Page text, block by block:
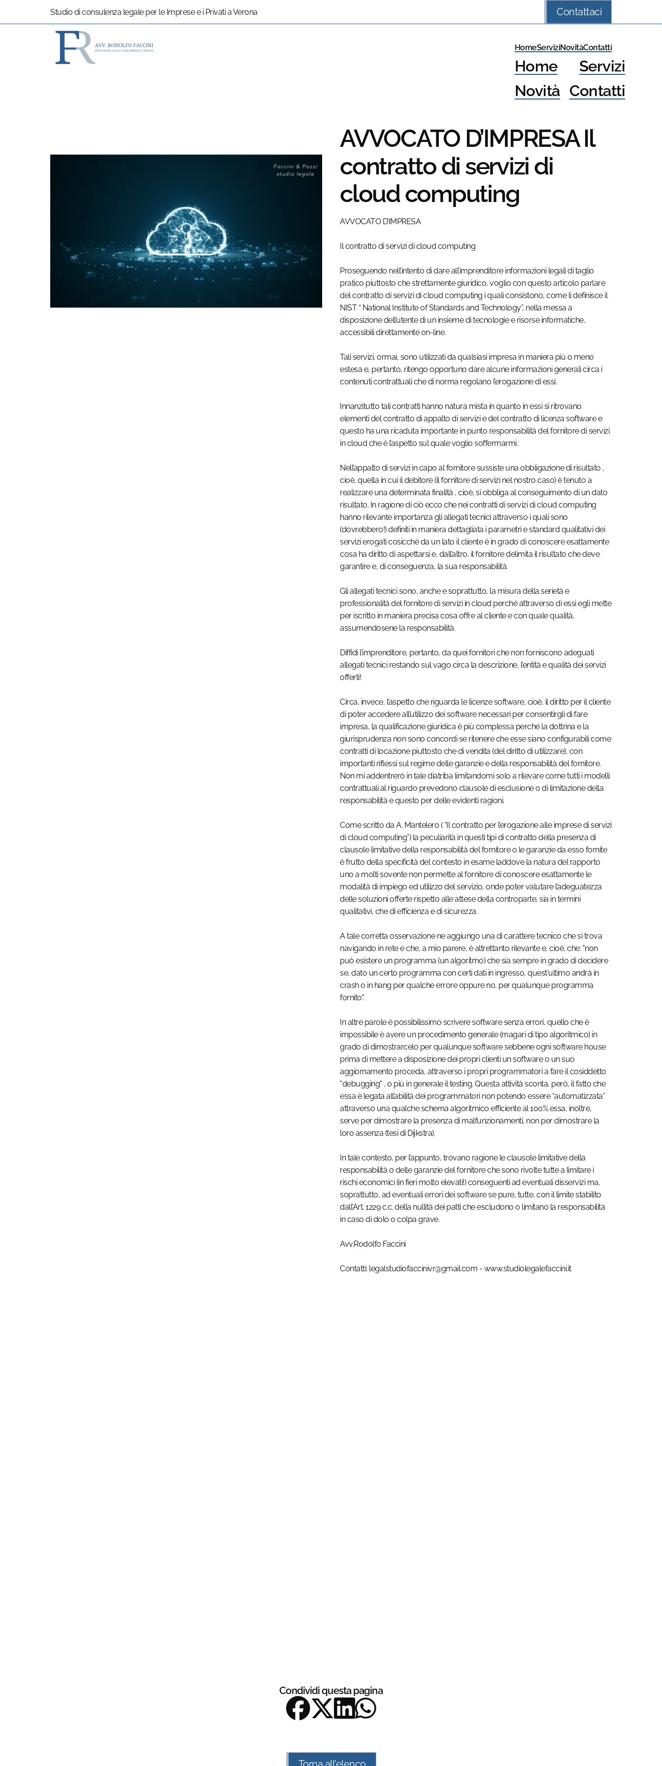
Studio di consulenza legale per le Imprese e i Privati a Verona Contattaci
HomeServiziNovitàContatti
Home
Servizi
Novità Contatti
AVVOCATO D’IMPRESA Il
contratto di servizi di
cloud computing
AVVOCATO D’IMPRESA
Il contratto di servizi di cloud computing
Proseguendo nell’intento di dare all’imprenditore informazioni legali di taglio
pratico piuttosto che strettamente giuridico, voglio con questo articolo parlare
del contratto di servizi di cloud computing i quali consistono, come li definisce il
NIST “ National Institute of Standards and Technology”, nella messa a
disposizione dell’utente di un insieme di tecnologie e risorse informatiche,
accessibili direttamente on-line.
Tali servizi, ormai, sono utilizzati da qualsiasi impresa in maniera più o meno
estesa e, pertanto, ritengo opportuno dare alcune informazioni generali circa i
contenuti contrattuali che di norma regolano l’erogazione di essi.
Innanzitutto tali contratti hanno natura mista in quanto in essi si ritrovano
elementi del contratto di appalto di servizi e del contratto di licenza software e
questo ha una ricaduta importante in punto responsabilità del fornitore di servizi
in cloud che è l’aspetto sul quale voglio soffermarmi.
Nell’appalto di servizi in capo al fornitore sussiste una obbligazione di risultato ,
cioè, quella in cui il debitore (il fornitore di servizi nel nostro caso) è tenuto a
realizzare una determinata finalità , cioè, si obbliga al conseguimento di un dato
risultato. In ragione di ciò ecco che nei contratti di servizi di cloud computing
hanno rilevante importanza gli allegati tecnici attraverso i quali sono
(dovrebbero!) definiti in maniera dettagliata i parametri e standard qualitativi dei
servizi erogati cosicché da un lato il cliente è in grado di conoscere esattamente
cosa ha diritto di aspettarsi e, dall’altro, il fornitore delimita il risultato che deve
garantire e, di conseguenza, la sua responsabilità.
Gli allegati tecnici sono, anche e soprattutto, la misura della serietà e
professionalità del fornitore di servizi in cloud perché attraverso di essi egli mette
per iscritto in maniera precisa cosa offre al cliente e con quale qualità,
assumendosene la responsabilità.
Diffidi l’imprenditore, pertanto, da quei fornitori che non forniscono adeguati
allegati tecnici restando sul vago circa la descrizione, l’entità e qualità dei servizi
offerti!
Circa, invece, l’aspetto che riguarda le licenze software, cioè, il diritto per il cliente
di poter accedere all’utilizzo dei software necessari per consentirgli di fare
impresa, la qualificazione giuridica è più complessa perché la dottrina e la
giurisprudenza non sono concordi se ritenere che esse siano configurabili come
contratti di locazione piuttosto che di vendita (del diritto di utilizzare), con
importanti riflessi sul regime delle garanzie e della responsabilità del fornitore.
Non mi addentrerò in tale diatriba limitandomi solo a rilevare come tutti i modelli
contrattuali al riguardo prevedono clausole di esclusione o di limitazione della
responsabilità e questo per delle evidenti ragioni.
Come scritto da A. Mantelero ( “Il contratto per l’erogazione alle imprese di servizi
di cloud computing”) la peculiarità in questi tipi di contratto della presenza di
clausole limitative della responsabilità del fornitore o le garanzie da esso fornite
è frutto della specificità del contesto in esame laddove la natura del rapporto
uno a molti sovente non permette al fornitore di conoscere esattamente le
modalità di impiego ed utilizzo del servizio, onde poter valutare l’adeguatezza
delle soluzioni offerte rispetto alle attese della controparte, sia in termini
qualitativi, che di efficienza e di sicurezza.
A tale corretta osservazione ne aggiungo una di carattere tecnico che si trova
navigando in rete e che, a mio parere, è altrettanto rilevante e, cioè, che: "non
può esistere un programma (un algoritmo) che sia sempre in grado di decidere
se, dato un certo programma con certi dati in ingresso, quest'ultimo andrà in
crash o in hang per qualche errore oppure no, per qualunque programma
fornito".
In altre parole è possibilissimo scrivere software senza errori, quello che è
impossibile è avere un procedimento generale (magari di tipo algoritmico) in
grado di dimostrarcelo per qualunque software sebbene ogni software house
prima di mettere a disposizione dei propri clienti un software o un suo
aggiornamento proceda, attraverso i propri programmatori a fare il cosiddetto
"debugging" , o più in generale il testing. Questa attività sconta, però, il fatto che
essa è legata all’abilità dei programmatori non potendo essere “automatizzata”
attraverso una qualche schema algoritmico efficiente al 100% essa, inoltre,
serve per dimostrare la presenza di malfunzionamenti, non per dimostrare la
loro assenza (tesi di Dijkstra).
In tale contesto, per l’appunto, trovano ragione le clausole limitative della
responsabilità o delle garanzie del fornitore che sono rivolte tutte a limitare i
rischi economici (in fieri molto elevati!) conseguenti ad eventuali disservizi ma,
soprattutto, ad eventuali errori dei software se pure, tutte, con il limite stabilito
dall’Art. 1229 c.c. della nullità dei patti che escludono o limitano la responsabilità
in caso di dolo o colpa grave.
Avv.Rodolfo Faccini
Contatti: legalstudiofaccinivr@gmail.com - www.studiolegalefaccini.it
Condividi questa pagina